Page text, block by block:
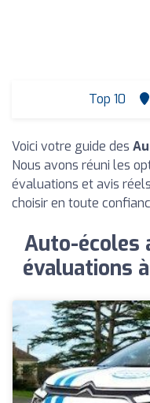
Top 10
Voici votre guide des
Nous avons réuni les
évaluations et avis
choisir en toute
Auto-écoles
évaluations